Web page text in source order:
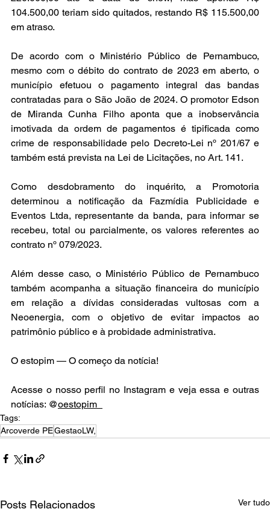
104.500,00 teriam sido quitados, restando R$ 115.500,00
em atraso.
De acordo com o Ministério Público de Pernambuco,
mesmo com o débito do contrato de 2023 em aberto, o
município efetuou o pagamento integral das bandas
contratadas para o São João de 2024. O promotor Edson
de Miranda Cunha Filho aponta que a inobservância
imotivada da ordem de pagamentos é tipificada como
crime de responsabilidade pelo Decreto-Lei nº 201/67 e
também está prevista na Lei de Licitações, no Art. 141.
Como desdobramento do inquérito, a Promotoria
determinou a notificação da Fazmídia Publicidade e
Eventos Ltda, representante da banda, para informar se
recebeu, total ou parcialmente, os valores referentes ao
contrato nº 079/2023.
Além desse caso, o Ministério Público de Pernambuco
também acompanha a situação financeira do município
em relação a dívidas consideradas vultosas com a
Neoenergia, com o objetivo de evitar impactos ao
patrimônio público e à probidade administrativa.
O estopim — O começo da notícia!
Acesse o nosso perfil no Instagram e veja essa e outras
notícias: @oestopim_
Tags:
Arcoverde PEGestaoLW,
Posts Relacionados Ver tudo